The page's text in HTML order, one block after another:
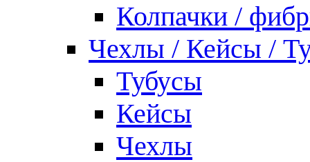
Колпачки /
Чехлы / Кейсы /
Тубусы
Кейсы
Чехлы